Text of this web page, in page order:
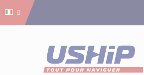
Gestion dei cookies
Gestion dei cookies